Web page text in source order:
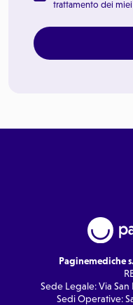
trattamento dei
Paginemediche
Sede Legale: Via San
Sedi Operative: